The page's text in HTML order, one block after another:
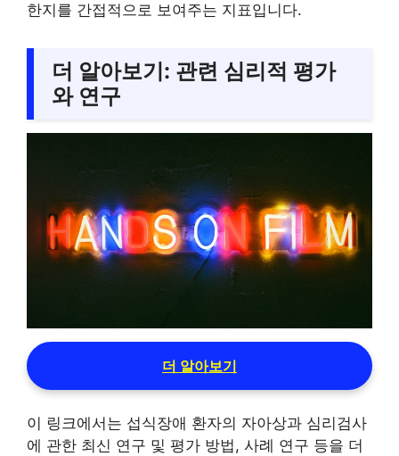
한지를 간접적으로 보여주는 지표입니다.
더 알아보기: 관련 심리적 평가
와 연구
더 알아보기
이 링크에서는 섭식장애 환자의 자아상과 심리검사
에 관한 최신 연구 및 평가 방법, 사례 연구 등을 더